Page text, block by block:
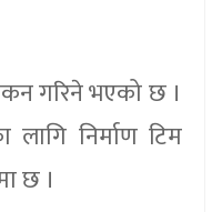
गरिने भएको छ ।
निर्माण टिम
छ ।